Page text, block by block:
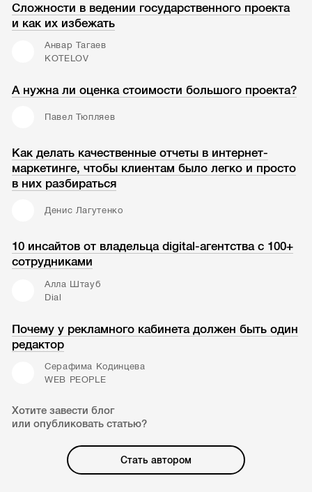
Сложности в ведении государственного проекта
и как их избежать
Анвар Тагаев
KOTELOV
А нужна ли оценка стоимости большого проекта?
Павел Тюпляев
Как делать качественные отчеты в интернет-
маркетинге, чтобы клиентам было легко и просто
в них разбираться
Денис Лагутенко
10 инсайтов от владельца digital-агентства с 100+
сотрудниками
Алла Штауб
Dial
Почему у рекламного кабинета должен быть один
редактор
Серафима Кодинцева
WEB PEOPLE
Хотите завести блог
или опубликовать статью?
Стать автором